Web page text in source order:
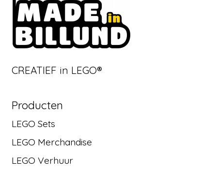
CREATIEF in LEGO®
Producten
LEGO Sets
LEGO Merchandise
LEGO Verhuur